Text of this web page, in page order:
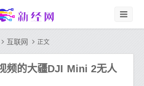
互联网 正文
频的大疆DJI Mini 2无人